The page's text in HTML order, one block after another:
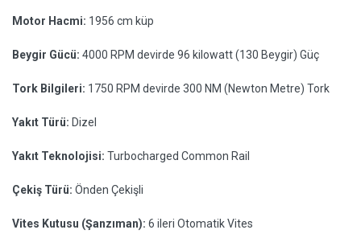
Motor Hacmi: 1956 cm küp
Beygir Gücü: 4000 RPM devirde 96 kilowatt (130 Beygir) Güç
Tork Bilgileri: 1750 RPM devirde 300 NM (Newton Metre) Tork
Yakıt Türü: Dizel
Yakıt Teknolojisi: Turbocharged Common Rail
Çekiş Türü: Önden Çekişli
Vites Kutusu (Şanzıman): 6 ileri Otomatik Vites